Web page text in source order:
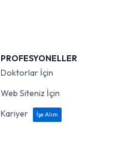
PROFESYONELLER
Doktorlar İçin
Web Siteniz İçin
Kariyer
İşe Alım